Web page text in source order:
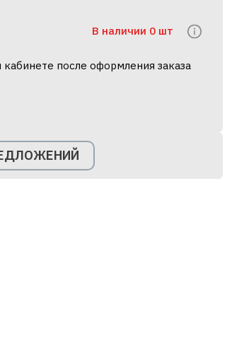
В наличии 0 шт
после оформления заказа